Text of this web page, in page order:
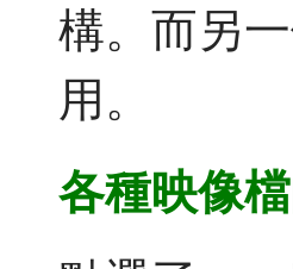
構。而另
用。
各種映像